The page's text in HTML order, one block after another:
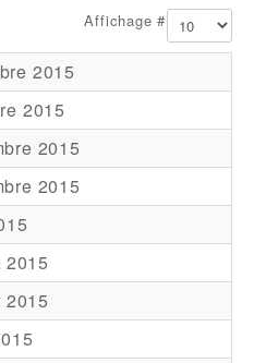
Affichage #
2015
2015
2015
2015